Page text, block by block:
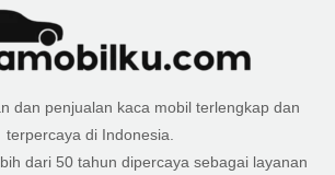
dan penjualan kaca mobil terlengkap dan
terpercaya di Indonesia.
dari 50 tahun dipercaya sebagai layanan